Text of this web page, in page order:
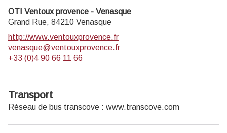
OTI Ventoux provence - Venasque
Grand Rue, 84210 Venasque
http://www.ventouxprovence.fr
venasque@ventouxprovence.fr
+33 (0)4 90 66 11 66
Transport
Réseau de bus transcove : www.transcove.com